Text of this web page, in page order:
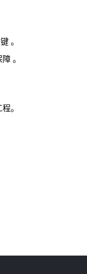
。
。
。